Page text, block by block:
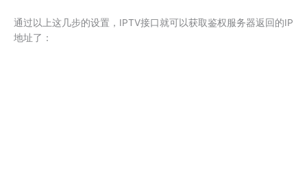
通过以上这几步的设置，IPTV接口就可以获取鉴权服务器返回的IP
地址了：